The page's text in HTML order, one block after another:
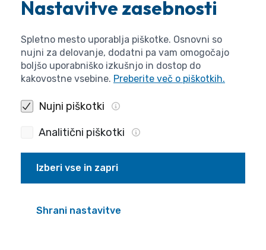
ciljev ter instrumentov znanstvenoraziskovalne
pripravlja poročila o rezultatih
znanstvenoraziskovalne dejavnosti;
opravlja druge naloge s področja evalvacijskih
znanstvenega sveta se določita v statutu agencije v
29. člen
(stalna in občasna telesa znanstvenega sveta)
Nastavitve zasebnosti
Spletno mesto uporablja piškotke. Osnovni so
nujni za delovanje, dodatni pa vam omogočajo
boljšo uporabniško izkušnjo in dostop do
kakovostne vsebine. Preberite več o piškotkih.
Nujni piškotki
Analitični piškotki
Izberi vse in zapri
Shrani nastavitve